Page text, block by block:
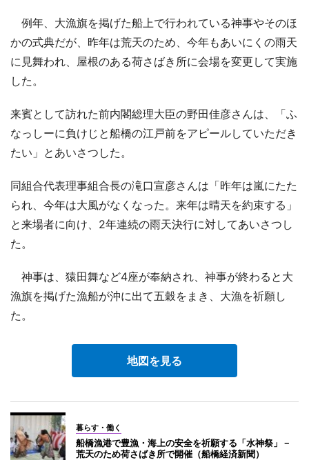
例年、大漁旗を掲げた船上で行われている神事やそのほ
かの式典だが、昨年は荒天のため、今年もあいにくの雨天
に見舞われ、屋根のある荷さばき所に会場を変更して実施
した。
来賓として訪れた前内閣総理大臣の野田佳彦さんは、「ふ
なっしーに負けじと船橋の江戸前をアピールしていただき
たい」とあいさつした。
同組合代表理事組合長の滝口宣彦さんは「昨年は嵐にたた
られ、今年は大風がなくなった。来年は晴天を約束する」
と来場者に向け、2年連続の雨天決行に対してあいさつし
た。
神事は、猿田舞など4座が奉納され、神事が終わると大
漁旗を掲げた漁船が沖に出て五穀をまき、大漁を祈願し
た。
地図を見る
暮らす・働く
船橋漁港で豊漁・海上の安全を祈願する「水神祭」－
荒天のため荷さばき所で開催（船橋経済新聞）